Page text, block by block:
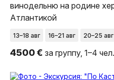
винодельню на родине
Атлантикой
13–18 авг 16–21 авг 20–25 авг
4500 € за группу, 1–4 чел.